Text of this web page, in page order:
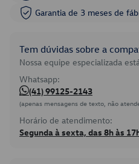
Garantia de 3 meses de
Tem dúvidas sobre a
Nossa equipe especializada
Whatsapp:
(41) 99125-2143
(apenas mensagens de texto, não
Horário de atendimento:
Segunda à sexta, das 8h às